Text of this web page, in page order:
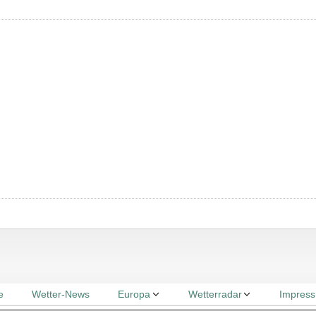
Wetter-News Europa Wetterradar
2